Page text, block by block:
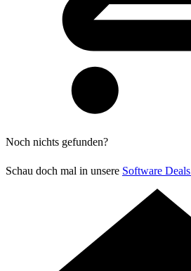
Noch nichts gefunden?
Schau doch mal in unsere Software Deals